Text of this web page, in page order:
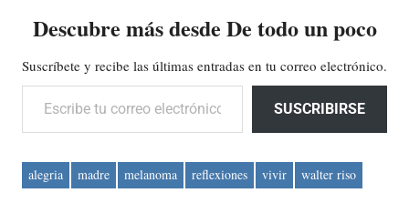
Descubre más desde De todo un poco
Suscríbete y recibe las últimas entradas en tu correo electrónico.
Escribe tu correo electrónico…
SUSCRIBIRSE
alegria madre melanoma reflexiones vivir walter riso